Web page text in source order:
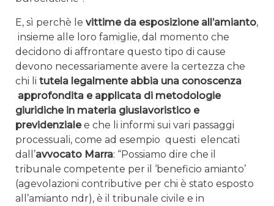
E, sì perchè le vittime da esposizione all’amianto,
insieme alle loro famiglie, dal momento che
decidono di affrontare questo tipo di cause
devono necessariamente avere la certezza che
chi li tutela legalmente abbia una conoscenza
approfondita e applicata di metodologie
giuridiche in materia giuslavoristico e
previdenzialee che li informi sui vari passaggi
processuali, come ad esempio questi elencati
dall’avvocato Marra: “Possiamo dire che il
tribunale competente per il ‘beneficio amianto’
(agevolazioni contributive per chi è stato esposto
all’amianto ndr), è il tribunale civile e in